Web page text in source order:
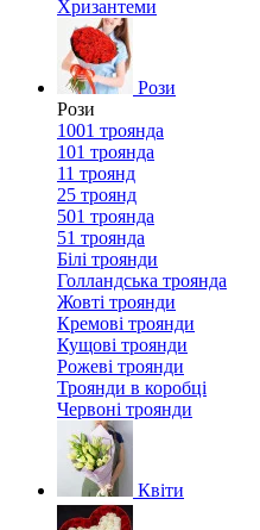
Хризантеми
Рози
Рози
1001 троянда
101 троянда
11 троянд
25 троянд
501 троянда
51 троянда
Білі троянди
Голландська троянда
Жовті троянди
Кремові троянди
Кущові троянди
Рожеві троянди
Троянди в коробці
Червоні троянди
Квіти